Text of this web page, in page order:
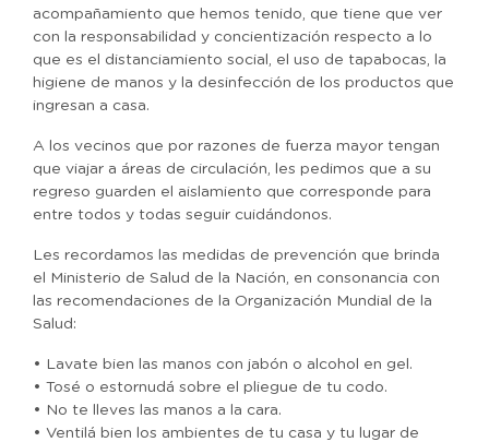
acompañamiento que hemos tenido, que tiene que ver
con la responsabilidad y concientización respecto a lo
que es el distanciamiento social, el uso de tapabocas, la
higiene de manos y la desinfección de los productos que
ingresan a casa.
A los vecinos que por razones de fuerza mayor tengan
que viajar a áreas de circulación, les pedimos que a su
regreso guarden el aislamiento que corresponde para
entre todos y todas seguir cuidándonos.
Les recordamos las medidas de prevención que brinda
el Ministerio de Salud de la Nación, en consonancia con
las recomendaciones de la Organización Mundial de la
Salud:
• Lavate bien las manos con jabón o alcohol en gel.
• Tosé o estornudá sobre el pliegue de tu codo.
• No te lleves las manos a la cara.
• Ventilá bien los ambientes de tu casa y tu lugar de